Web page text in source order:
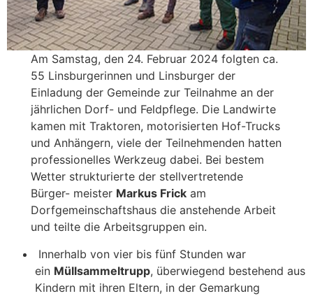
Am Samstag, den 24. Februar 2024 folgten ca.
55 Linsburgerinnen und Linsburger der
Einladung der Gemeinde zur Teilnahme an der
jährlichen Dorf- und Feldpflege. Die Landwirte
kamen mit Traktoren, motorisierten Hof-Trucks
und Anhängern, viele der Teilnehmenden hatten
professionelles Werkzeug dabei. Bei bestem
Wetter strukturierte der stellvertretende
Bürger- meister Markus Frick am
Dorfgemeinschaftshaus die anstehende Arbeit
und teilte die Arbeitsgruppen ein.
Innerhalb von vier bis fünf Stunden war
ein Müllsammeltrupp, überwiegend bestehend aus
Kindern mit ihren Eltern, in der Gemarkung